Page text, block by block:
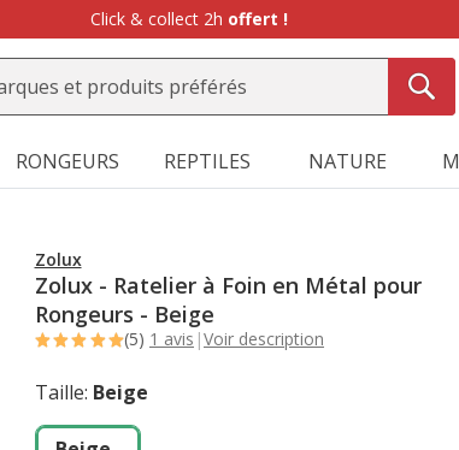
Click & collect 2h offert !
RONGEURS REPTILES NATURE
Zolux
Zolux - Ratelier à Foin en Métal pour
Rongeurs - Beige
(5) 1 avis |Voir description
Taille: Beige